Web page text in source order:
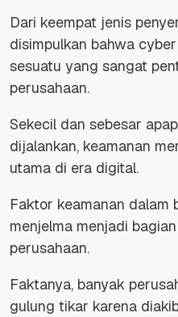
Dari keempat jenis
disimpulkan bahwa
sesuatu yang sangat
perusahaan.
Sekecil dan sebesar
dijalankan, keamanan
utama di era digital.
Faktor keamanan dalam
menjelma menjadi
perusahaan.
Faktanya, banyak
gulung tikar karena